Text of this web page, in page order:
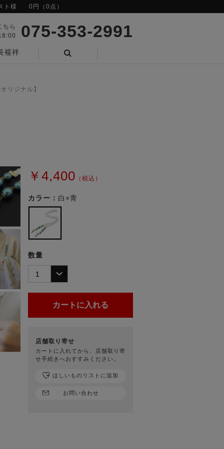
ト様 0円（0点）
ちら
075-353-2991
襦袢
リジナル】
￥4,400 （税込）
カラー： 白×青
数量
店舗取り寄せ
カートに入れてから、店舗取り寄
せ手続きへおすすみください。
お問い合わせ
ほしいものリストに追加